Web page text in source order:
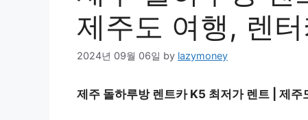
제주도 여행, 렌
2024년 09월 06일 by lazymoney
제주 돌하루방 렌트카 K5 최저가 렌트 | 제주